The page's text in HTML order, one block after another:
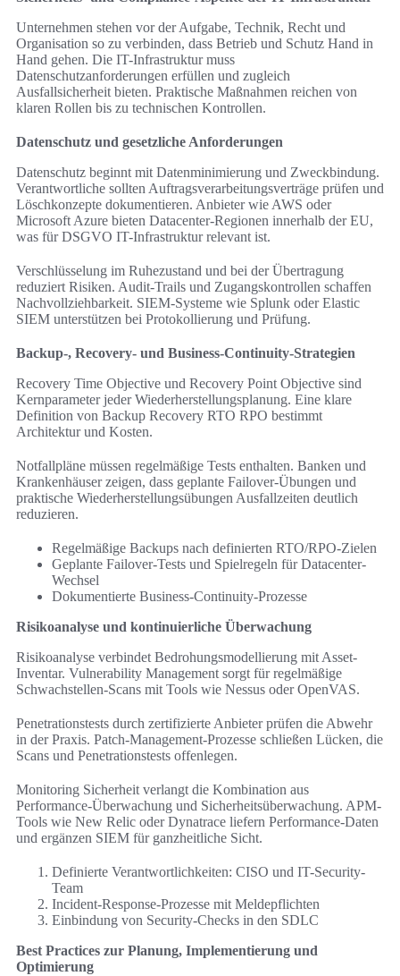
Unternehmen stehen vor der Aufgabe, Technik, Recht und
Organisation so zu verbinden, dass Betrieb und Schutz Hand in
Hand gehen. Die IT-Infrastruktur muss
Datenschutzanforderungen erfüllen und zugleich
Ausfallsicherheit bieten. Praktische Maßnahmen reichen von
klaren Rollen bis zu technischen Kontrollen.
Datenschutz und gesetzliche Anforderungen
Datenschutz beginnt mit Datenminimierung und Zweckbindung.
Verantwortliche sollten Auftragsverarbeitungsverträge prüfen und
Löschkonzepte dokumentieren. Anbieter wie AWS oder
Microsoft Azure bieten Datacenter-Regionen innerhalb der EU,
was für DSGVO IT-Infrastruktur relevant ist.
Verschlüsselung im Ruhezustand und bei der Übertragung
reduziert Risiken. Audit-Trails und Zugangskontrollen schaffen
Nachvollziehbarkeit. SIEM-Systeme wie Splunk oder Elastic
SIEM unterstützen bei Protokollierung und Prüfung.
Backup-, Recovery- und Business-Continuity-Strategien
Recovery Time Objective und Recovery Point Objective sind
Kernparameter jeder Wiederherstellungsplanung. Eine klare
Definition von Backup Recovery RTO RPO bestimmt
Architektur und Kosten.
Notfallpläne müssen regelmäßige Tests enthalten. Banken und
Krankenhäuser zeigen, dass geplante Failover-Übungen und
praktische Wiederherstellungsübungen Ausfallzeiten deutlich
reduzieren.
Regelmäßige Backups nach definierten RTO/RPO-Zielen
Geplante Failover-Tests und Spielregeln für Datacenter-
Wechsel
Dokumentierte Business-Continuity-Prozesse
Risikoanalyse und kontinuierliche Überwachung
Risikoanalyse verbindet Bedrohungsmodellierung mit Asset-
Inventar. Vulnerability Management sorgt für regelmäßige
Schwachstellen-Scans mit Tools wie Nessus oder OpenVAS.
Penetrationstests durch zertifizierte Anbieter prüfen die Abwehr
in der Praxis. Patch-Management-Prozesse schließen Lücken, die
Scans und Penetrationstests offenlegen.
Monitoring Sicherheit verlangt die Kombination aus
Performance-Überwachung und Sicherheitsüberwachung. APM-
Tools wie New Relic oder Dynatrace liefern Performance-Daten
und ergänzen SIEM für ganzheitliche Sicht.
Definierte Verantwortlichkeiten: CISO und IT-Security-
Team
Incident-Response-Prozesse mit Meldepflichten
Einbindung von Security-Checks in den SDLC
Best Practices zur Planung, Implementierung und
Optimierung